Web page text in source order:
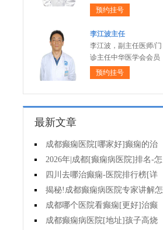
预约挂号
李江波主任
李江波，副主任医师/门
诊主任中华医学会会员
预约挂号
最新文章
成都癫痫医院[哪家好]癫痫的治
疗有哪些误区?
2026年|成都[癫痫病医院]排名-怎
么治疗癫痫后遗症?
四川去哪治癫痫-医院排行榜[详
细排名]癫痫对女性的危害有哪些?
揭秘!成都癫痫病医院专家讲解怎
样提高羊癫疯病的治疗效果?
成都哪个医院看癫痫[更好]治癫
痫用住院吗?
成都癫痫病医院[地址]孩子高烧